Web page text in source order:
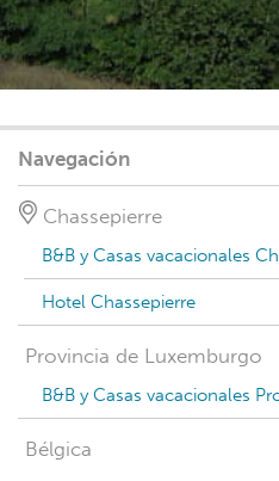
Navegación
Chassepierre
B&B y Casas vacacionales
Hotel Chassepierre
Provincia de Luxemburgo
B&B y Casas vacacionales
Bélgica